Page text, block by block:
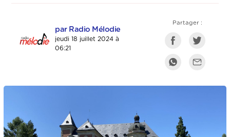
par Radio Mélodie
jeudi 18 juillet 2024 à
06:21
Partager :